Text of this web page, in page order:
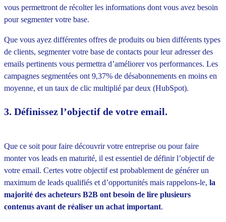
vous permettront de récolter les informations dont vous avez besoin
pour segmenter votre base.
Que vous ayez différentes offres de produits ou bien différents types
de clients, segmenter votre base de contacts pour leur adresser des
emails pertinents vous permettra d’améliorer vos performances. Les
campagnes segmentées ont 9,37% de désabonnements en moins en
moyenne, et un taux de clic multiplié par deux (HubSpot).
3. Définissez l’objectif de votre email.
Que ce soit pour faire découvrir votre entreprise ou pour faire
monter vos leads en maturité, il est essentiel de définir l’objectif de
votre email. Certes votre objectif est probablement de générer un
maximum de leads qualifiés et d’opportunités mais rappelons-le, la
majorité des acheteurs B2B ont besoin de lire plusieurs
contenus avant de réaliser un achat important.